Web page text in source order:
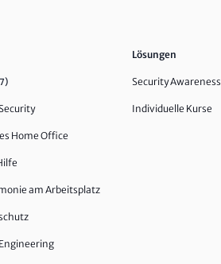
Home Office
am Arbeitsplatz
Lösungen
Security Awareness
Individuelle Kurse